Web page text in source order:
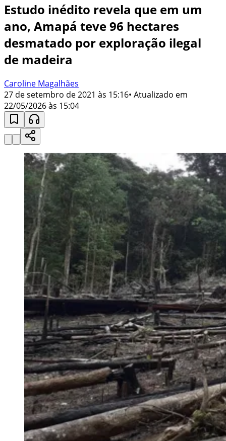
Estudo inédito revela que em um
ano, Amapá teve 96 hectares
desmatado por exploração ilegal
de madeira
Caroline Magalhães
27 de setembro de 2021 às 15:16• Atualizado em
22/05/2026 às 15:04